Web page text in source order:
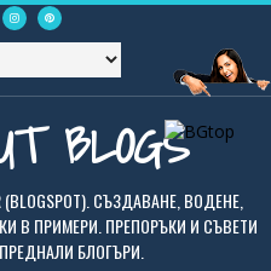
BLOGS
СЪЗДАВАНЕ, ВОДЕНЕ,
В ПРИМЕРИ. ПРЕПОРЪКИ И СЪВЕТИ
БЛОГЪРИ.